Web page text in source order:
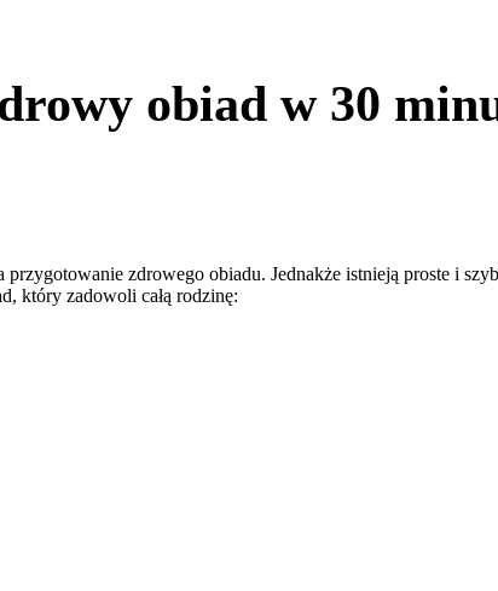
obiad w 30
zdrowego obiadu. Jednakże istnieją proste i
który zadowoli całą rodzinę: